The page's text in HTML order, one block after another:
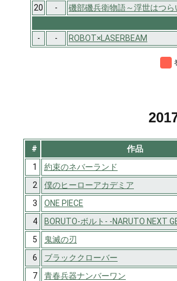
20
- 磯部磯兵衛物語～浮世はつら
-
- ROBOT×LASERBEAM
# 作品
1
約束のネバーランド
2
僕のヒーローアカデミア
3
ONE PIECE
4
BORUTO-ボルト- -NARUTO NEXT
5
鬼滅の刃
6
ブラッククローバー
7
青春兵器ナンバーワン